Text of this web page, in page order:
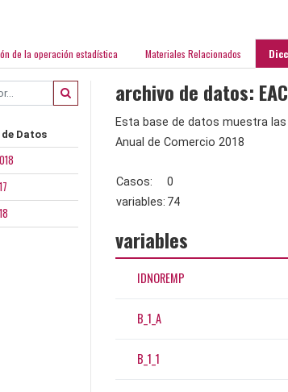
de la operación estadística Materiales Relacionados
Datos
archivo de datos:
Esta base de datos muestra
Anual de Comercio 2018
Casos:
0
variables: 74
variables
IDNOREMP
B_1_A
B_1_1